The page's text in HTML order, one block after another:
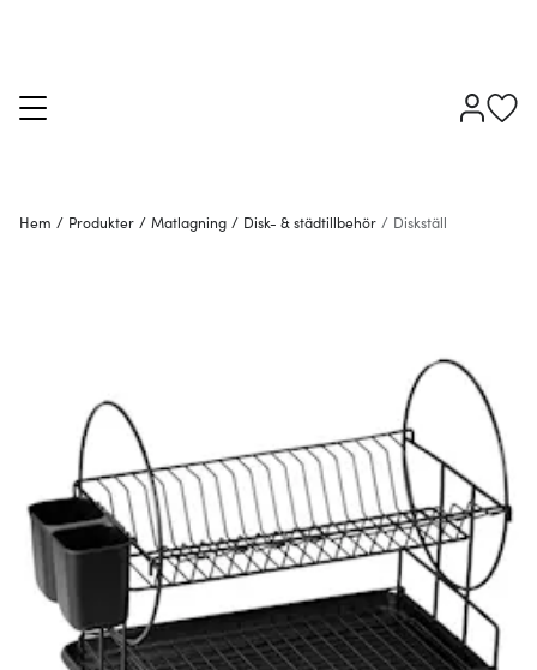
Hem / Produkter / Matlagning / Disk- & städtillbehör / Diskställ